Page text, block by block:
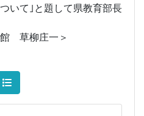
いて｣と題して県教育部長
草柳庄一＞